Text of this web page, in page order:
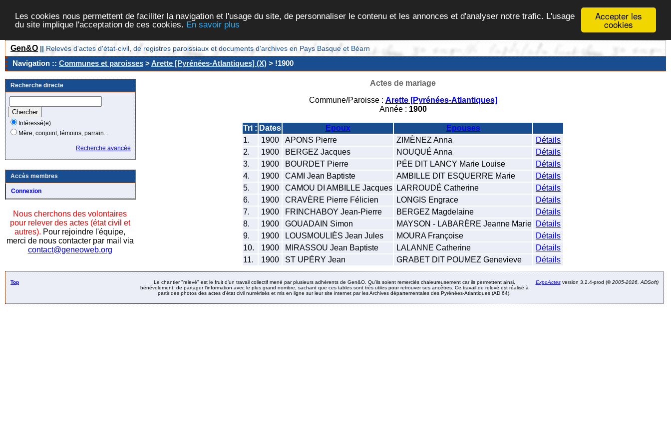
Accepter les
cookies
Les cookies nous permettent de faciliter la navigation et l'usage du site, de personnaliser le contenu et les annonces et d'analyser notre trafic. L'usage
du site implique l'acceptation de ces cookies. En savoir plus
Gen&O || Relevés d'actes d'état-civil, de registres paroissiaux et documents d'archives en Pays Basque et Béarn
Navigation :: Communes et paroisses >Arette [Pyrénées-Atlantiques] (X) > !1900
Recherche directe
Intéressé(e)
Mère, conjoint, témoins, parrain...
Recherche avancée
Accès membres
Connexion
Nous cherchons des volontaires
pour relever des actes (état civil et
autres). Pour rejoindre l'équipe,
merci de nous contacter par mail via
contact@geneoweb.org
Actes de mariage
Commune/Paroisse : Arette [Pyrénées-Atlantiques]
Année : 1900
Tri : Dates Epoux
Epouses
1.
1900 APONS Pierre ZIMÈNEZ Anna
Détails
2.
1900 BERGEZ Jacques NOUQUÉ Anna
Détails
3.
1900 BOURDET Pierre PÉE DIT LANCY Marie Louise
Détails
4.
1900 CAMI Jean Baptiste AMBILLE DIT ESQUERRE Marie
Détails
5.
1900 CAMOU DI AMBILLE Jacques LARROUDÉ Catherine
Détails
6.
1900 CRAVÈRE Pierre Félicien LONGIS Engrace
Détails
7.
1900 FRINCHABOY Jean-Pierre BERGEZ Magdelaine
Détails
8.
1900 GOUADAIN Simon MAYSON - LABARÈRE Jeanne Marie Détails
9.
1900 LOUSMOULIÈS Jean Jules MOURA Françoise
Détails
10.
1900 MIRASSOU Jean Baptiste LALANNE Catherine
Détails
11.
1900 ST UPÉRY Jean GRABET DIT POUMEZ Genevieve Détails
Top
Le chantier "relevé" est le fruit d’un travail collectif mené par plusieurs adhérents de Gen&O. Qu’ils soient remerciés chaleureusement car ils permettent ainsi,
bénévolement, de partager l’information avec le plus grand nombre, sachant que ces tables sont très utiles pour retrouver ses ancêtres. Ce travail de relevé est réalisé à
partir des photos des actes d’état civil numérisés et mis en ligne sur leur site internet par les Archives départementales des Pyrénées-Atlantiques (AD 64).
ExpoActesversion 3.2.4-prod (©2005-2026, ADSoft)